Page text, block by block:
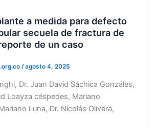
a medida para defecto
secuela de fractura de
de un caso
/agosto 4, 2025
Dr. Juan David Sáchica Gonzáles,
Loayza céspedes, Mariano
Luna, Dr. Nicolás Olivera,